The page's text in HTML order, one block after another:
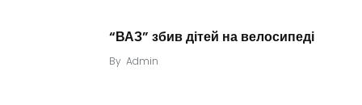
“ВАЗ” збив дітей на велосипеді
By Admin